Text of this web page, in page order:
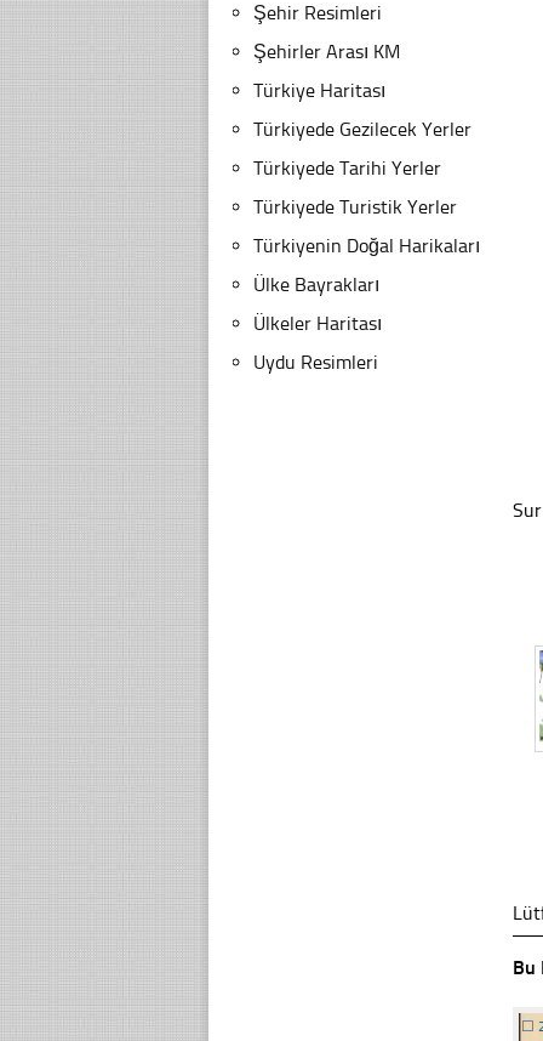
Bu
☐
Şehir Resimleri
Şehirler Arası KM
Türkiye Haritası
Türkiyede Gezilecek Yerler
Türkiyede Tarihi Yerler
Türkiyede Turistik Yerler
Türkiyenin Doğal Harikaları
Ülke Bayrakları
Ülkeler Haritası
Uydu Resimleri